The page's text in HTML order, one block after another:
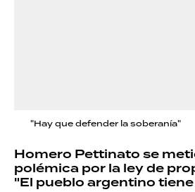
"Hay que defender la soberanía"
Homero Pettinato se
polémica por la ley de
"El pueblo argentino